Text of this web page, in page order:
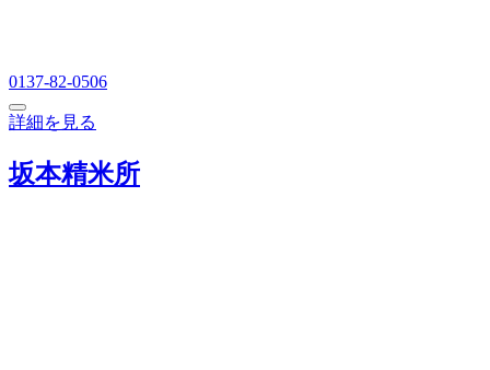
0137-82-0506
詳細を見る
坂本精米所